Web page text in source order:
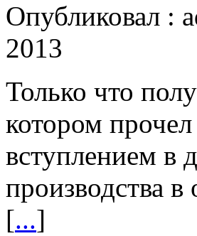
Опубликовал :
2013
Только что
котором
вступлением в
производства
[...]